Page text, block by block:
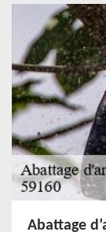
Abattage